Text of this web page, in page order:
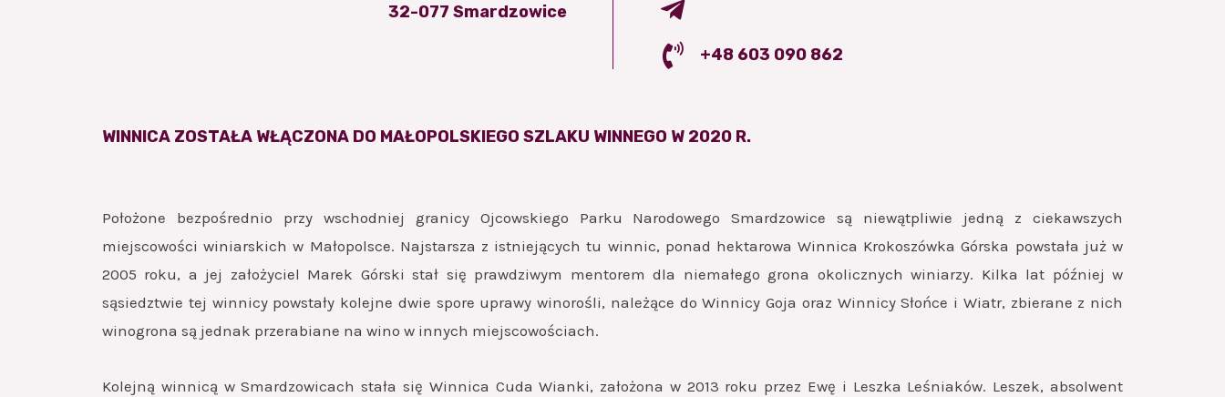
32-077 Smardzowice
+48 603 090 862
WINNICA ZOSTAŁA WŁĄCZONA DO MAŁOPOLSKIEGO SZLAKU WINNEGO W 2020 R.
Położone bezpośrednio przy wschodniej granicy Ojcowskiego Parku Narodowego Smardzowice są niewątpliwie jedną z ciekawszych
miejscowości winiarskich w Małopolsce. Najstarsza z istniejących tu winnic, ponad hektarowa Winnica Krokoszówka Górska powstała już w
2005 roku, a jej założyciel Marek Górski stał się prawdziwym mentorem dla niemałego grona okolicznych winiarzy. Kilka lat później w
sąsiedztwie tej winnicy powstały kolejne dwie spore uprawy winorośli, należące do Winnicy Goja oraz Winnicy Słońce i Wiatr, zbierane z nich
winogrona są jednak przerabiane na wino w innych miejscowościach.
Kolejną winnicą w Smardzowicach stała się Winnica Cuda Wianki, założona w 2013 roku przez Ewę i Leszka Leśniaków. Leszek, absolwent